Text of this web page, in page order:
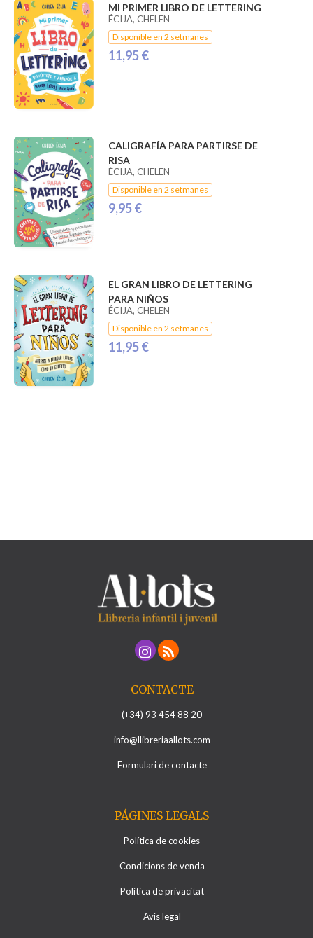
MI PRIMER LIBRO DE LETTERING
ÉCIJA, CHELEN
Disponible en 2 setmanes
11,95 €
CALIGRAFÍA PARA PARTIRSE DE
RISA
ÉCIJA, CHELEN
Disponible en 2 setmanes
9,95 €
EL GRAN LIBRO DE LETTERING
PARA NIÑOS
ÉCIJA, CHELEN
Disponible en 2 setmanes
11,95 €
CONTACTE
(+34) 93 454 88 20
info@llibreriaallots.com
Formulari de contacte
PÁGINES LEGALS
Política de cookies
Condicions de venda
Política de privacitat
Avís legal